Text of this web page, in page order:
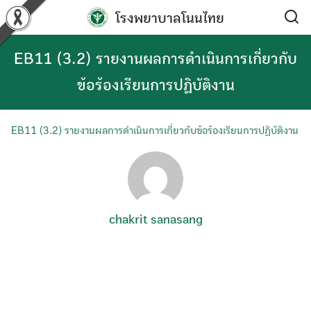
Skip
to
content
โรงพยาบาลโนนไทย
EB11 (3.2) รายงานผลการดำเนินการเกี่ยวกับ
ข้อร้องเรียนการปฏิบัติงาน
EB11 (3.2) รายงานผลการดำเนินการเกี่ยวกับข้อร้องเรียนการปฏิบัติงาน
chakrit sanasang